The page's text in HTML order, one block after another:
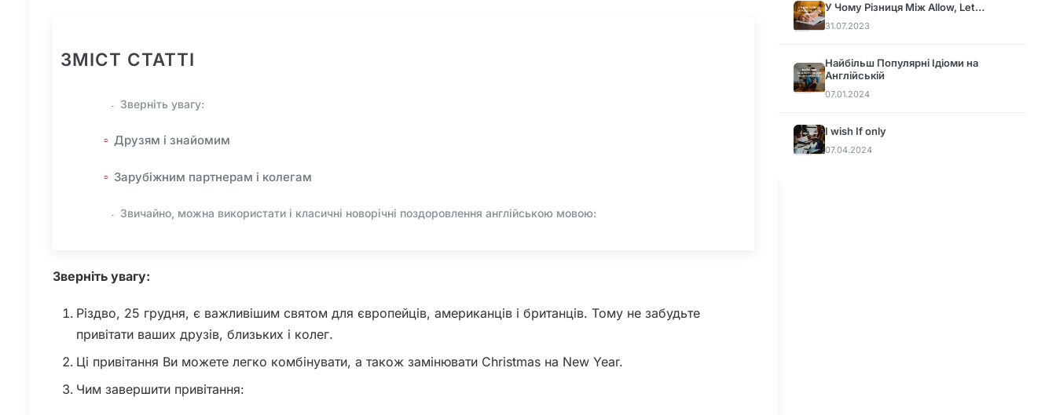
ЗМІСТ СТАТТІ
Зверніть увагу:
Друзям і знайомим
Зарубіжним партнерам і колегам
Звичайно, можна використати і класичні новорічні поздоровлення англійською мовою:
Зверніть увагу:
Різдво, 25 грудня, є важливішим святом для європейців, американців і британців. Тому не забудьте
привітати ваших друзів, близьких і колег.
Ці привітання Ви можете легко комбінувати, а також замінювати Christmas на New Year.
Чим завершити привітання:
У Чому Різниця Між Allow, Let…
31.07.2023
Найбільш Популярні Ідіоми на
Англійській
07.01.2024
I wish If only
07.04.2024